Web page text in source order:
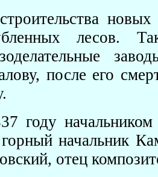
лесов.
после его
году начальником
горный начальник
отец